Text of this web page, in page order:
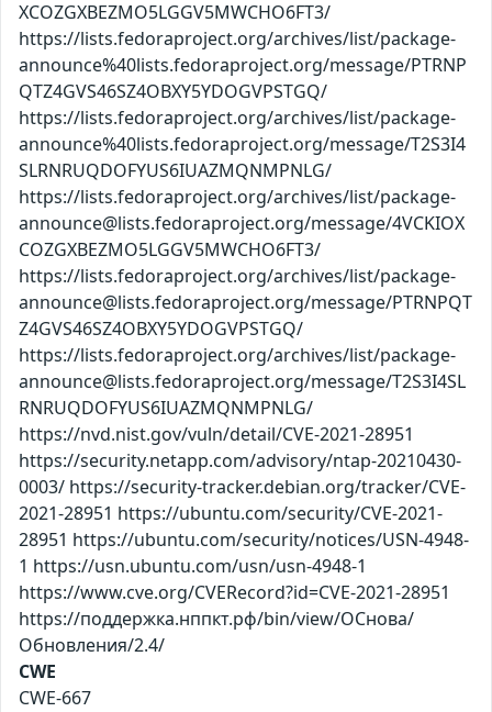
XCOZGXBEZMO5LGGV5MWCHO6FT3/
https://lists.fedoraproject.org/archives/list/package-
announce%40lists.fedoraproject.org/message/PTRNP
QTZ4GVS46SZ4OBXY5YDOGVPSTGQ/
https://lists.fedoraproject.org/archives/list/package-
announce%40lists.fedoraproject.org/message/T2S3I4
SLRNRUQDOFYUS6IUAZMQNMPNLG/
https://lists.fedoraproject.org/archives/list/package-
announce@lists.fedoraproject.org/message/4VCKIOX
COZGXBEZMO5LGGV5MWCHO6FT3/
https://lists.fedoraproject.org/archives/list/package-
announce@lists.fedoraproject.org/message/PTRNPQT
Z4GVS46SZ4OBXY5YDOGVPSTGQ/
https://lists.fedoraproject.org/archives/list/package-
announce@lists.fedoraproject.org/message/T2S3I4SL
RNRUQDOFYUS6IUAZMQNMPNLG/
https://nvd.nist.gov/vuln/detail/CVE-2021-28951
https://security.netapp.com/advisory/ntap-20210430-
0003/ https://security-tracker.debian.org/tracker/CVE-
2021-28951 https://ubuntu.com/security/CVE-2021-
28951 https://ubuntu.com/security/notices/USN-4948-
1 https://usn.ubuntu.com/usn/usn-4948-1
https://www.cve.org/CVERecord?id=CVE-2021-28951
https://поддержка.нппкт.рф/bin/view/ОСнова/
Обновления/2.4/
CWE
CWE-667